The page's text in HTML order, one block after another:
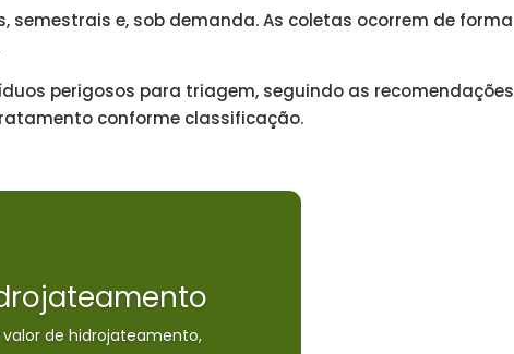
e, sob demanda. As coletas ocorrem de forma
perigosos para triagem, seguindo as
tratamento conforme classificação.
de hidrojateamento,